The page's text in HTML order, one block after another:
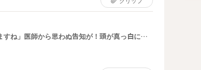
すね」医師から思わぬ告知が！頭が真っ白に…